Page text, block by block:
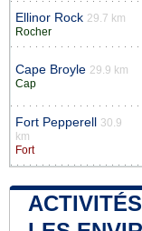
Ellinor Rock 29.7 km
Rocher
Cape Broyle 29.9 km
Cap
Fort Pepperell 30.9
km
Fort